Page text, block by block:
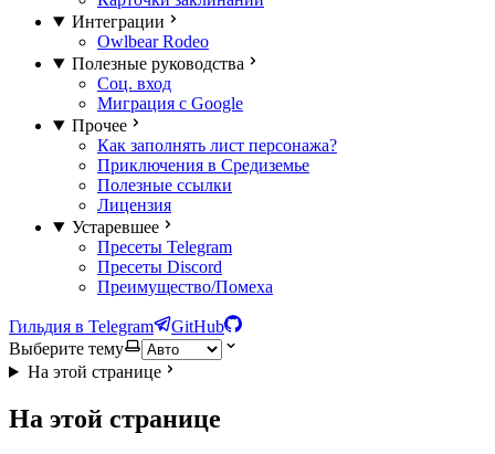
Интеграции
Owlbear Rodeo
Полезные руководства
Соц. вход
Миграция с Google
Прочее
Как заполнять лист персонажа?
Приключения в Средиземье
Полезные ссылки
Лицензия
Устаревшее
Пресеты Telegram
Пресеты Discord
Преимущество/Помеха
Гильдия в Telegram
GitHub
Выберите тему
На этой странице
На этой странице